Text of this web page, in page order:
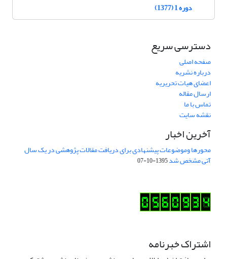
دوره 1 (1377)
دسترسی سریع
صفحه اصلی
درباره نشریه
اعضای هیات تحریریه
ارسال مقاله
تماس با ما
نقشه سایت
آخرین اخبار
محورها وموضوعات پیشنهادی برای دریافت مقالات پژوهشی در یک سال
آتی مشخص شد1395-10-07
اشتراک خبرنامه